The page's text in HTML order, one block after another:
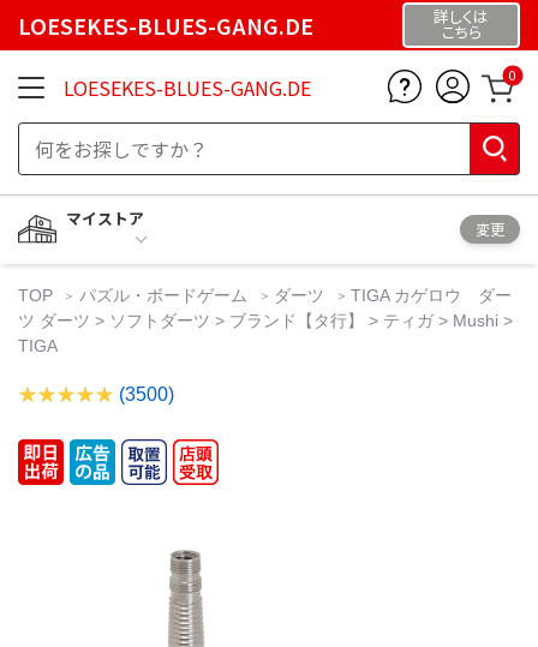
LOESEKES-BLUES-GANG.DE 詳しくは
こちら
LOESEKES-BLUES-GANG.DE 0
マイストア
変更
TOP パズル・ボードゲーム ダーツ
TIGA カゲロウ ダー
ツ ダーツ > ソフトダーツ > ブランド【タ行】 > ティガ > Mushi >
TIGA
(3500)